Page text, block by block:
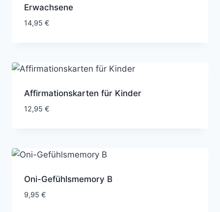
Erwachsene
14,95 €
Affirmationskarten für Kinder
12,95 €
Oni-Gefühlsmemory B
9,95 €